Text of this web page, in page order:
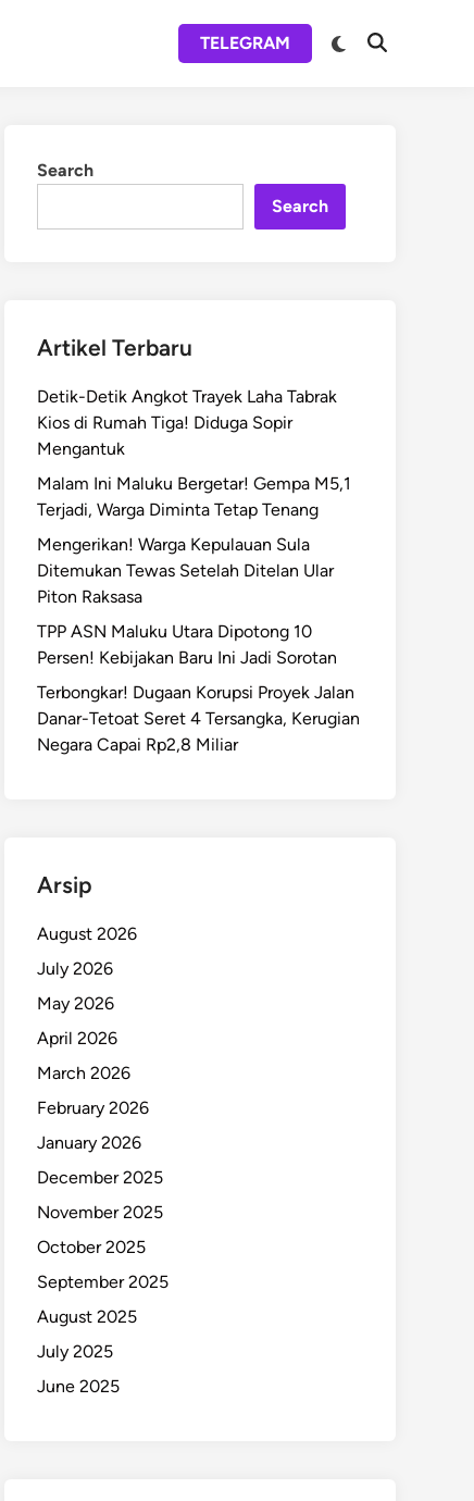
TELEGRAM
Switch
Open
Search
Search
Artikel Terbaru
Detik-Detik Angkot Trayek Laha Tabrak
Kios di Rumah Tiga! Diduga Sopir
Mengantuk
Malam Ini Maluku Bergetar! Gempa M5,1
Terjadi, Warga Diminta Tetap Tenang
Mengerikan! Warga Kepulauan Sula
Ditemukan Tewas Setelah Ditelan Ular
Piton Raksasa
TPP ASN Maluku Utara Dipotong 10
Persen! Kebijakan Baru Ini Jadi Sorotan
Terbongkar! Dugaan Korupsi Proyek Jalan
Danar-Tetoat Seret 4 Tersangka, Kerugian
Negara Capai Rp2,8 Miliar
Arsip
August 2026
July 2026
May 2026
April 2026
March 2026
February 2026
January 2026
December 2025
November 2025
October 2025
September 2025
August 2025
July 2025
June 2025